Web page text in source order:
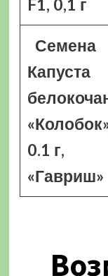
F1, 0,1 г
Семена
Капуста
0.1 г,
«Гавриш»